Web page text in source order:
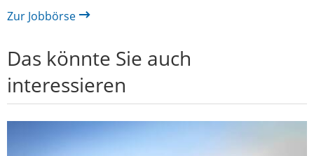
Zur Jobbörse
Das könnte Sie auch
interessieren